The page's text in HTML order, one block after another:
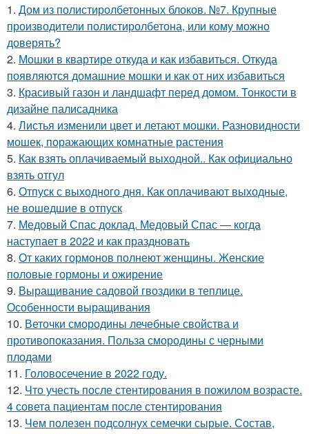
1. Дом из полистиролбетонных блоков. №7. Крупные
производители полистиролбетона, или кому можно
доверять?
2. Мошки в квартире откуда и как избавиться. Откуда
появляются домашние мошки и как от них избавиться
3. Красивый газон и ландшафт перед домом. Тонкости в
дизайне палисадника
4. Листья изменили цвет и летают мошки. Разновидности
мошек, поражающих комнатные растения
5. Как взять оплачиваемый выходной.. Как официально
взять отгул
6. Отпуск с выходного дня. Как оплачивают выходные,
не вошедшие в отпуск
7. Медовый Спас доклад. Медовый Спас — когда
наступает в 2022 и как праздновать
8. От каких гормонов полнеют женщины. Женские
половые гормоны и ожирение
9. Выращивание садовой гвоздики в теплице.
Особенности выращивания
10. Веточки смородины лечебные свойства и
противопоказания. Польза смородины с черными
плодами
11. Головосечение в 2022 году.
12. Что учесть после стентирования в пожилом возрасте.
4 совета пациентам после стентирования
13. Чем полезен подсолнух семечки сырые. Состав,